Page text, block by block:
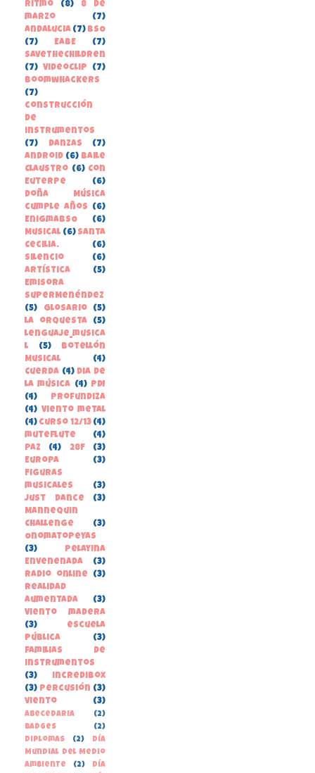
Ritmo (8)
8 de
marzo
(7)
Andalucia (7) BSO
(7)
EABE
(7)
SaveTheChildren
(7) Videoclip
(7)
boomwhackers
(7)
construcción
de
instrumentos
(7)
danzas
(7)
Android (6) Baile
Claustro (6) Con
Euterpe
(6)
Doña Música
cumple años
(6)
EnigmaBSO
(6)
Musical (6) Santa
Cecilia.
(6)
Silencio
(6)
Artística
(5)
Emisora
SuperMenéndez
(5)
Glosario
(5)
la orquesta
(5)
lenguaje_musica
l
(5)
Botellón
Musical
(4)
Cuerda (4) Dia de
la música (4) PDI
(4)
Profundiza
(4) Viento metal
(4) curso 12/13 (4)
muteflute
(4)
paz
(4) 28F
(3)
Europa
(3)
Figuras
musicales
(3)
Just Dance
(3)
Mannequin
Challenge
(3)
Onomatopeyas
(3)
Pelayina
Envenenada
(3)
Radio online
(3)
Realidad
Aumentada
(3)
Viento madera
(3)
escuela
pública
(3)
familias de
instrumentos
(3)
incredibox
(3) percusión (3)
viento
(3)
Abecedaria
(2)
Badges
(2)
Diplomas
(2)
Día
Mundial del Medio
Ambiente
(2)
Día